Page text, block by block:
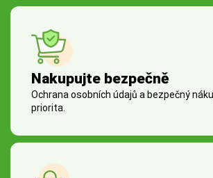
Nakupujte bezpečně
Ochrana osobních údajů a bezpečný
priorita.